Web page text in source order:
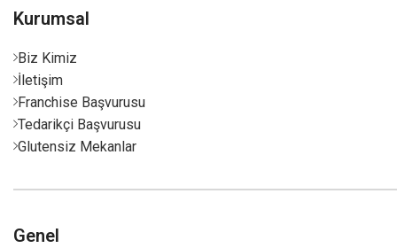
Kurumsal
Biz Kimiz
İletişim
Franchise Başvurusu
Tedarikçi Başvurusu
Glutensiz Mekanlar
Genel